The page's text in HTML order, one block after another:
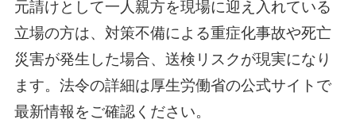
元請けとして一人親方を現場に迎え入れている
立場の方は、対策不備による重症化事故や死亡
災害が発生した場合、送検リスクが現実になり
ます。法令の詳細は厚生労働省の公式サイトで
最新情報をご確認ください。